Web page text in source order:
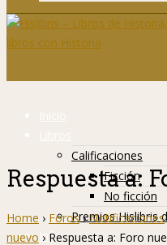
Inicio
Libros
Calificaciones
Ficción
No ficción
Premios Hislibris
Info
Respuesta a:
Home › Foros › Notificaciones
nuevo › Respuesta a: Foro